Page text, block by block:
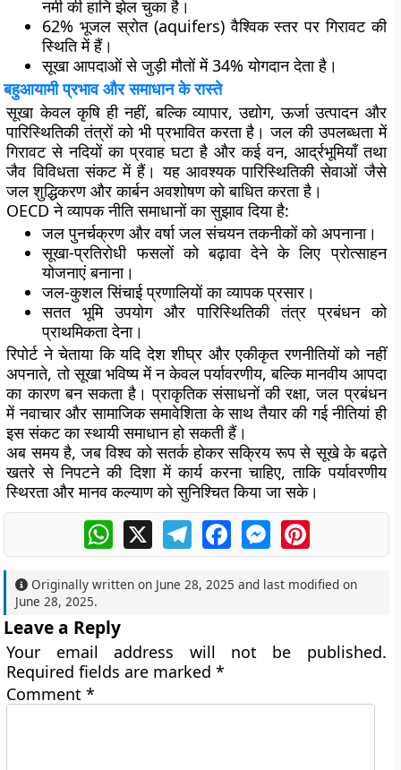
नमी की हानि झेल चुका है।
62% भूजल स्रोत (aquifers) वैश्विक स्तर पर गिरावट की
स्थिति में हैं।
सूखा आपदाओं से जुड़ी मौतों में 34% योगदान देता है।
बहुआयामी प्रभाव और समाधान के रास्ते
सूखा केवल कृषि ही नहीं, बल्कि व्यापार, उद्योग, ऊर्जा उत्पादन और
पारिस्थितिकी तंत्रों को भी प्रभावित करता है। जल की उपलब्धता में
गिरावट से नदियों का प्रवाह घटा है और कई वन, आर्द्रभूमियाँ तथा
जैव विविधता संकट में हैं। यह आवश्यक पारिस्थितिकी सेवाओं जैसे
जल शुद्धिकरण और कार्बन अवशोषण को बाधित करता है।
OECD ने व्यापक नीति समाधानों का सुझाव दिया है:
जल पुनर्चक्रण और वर्षा जल संचयन तकनीकों को अपनाना।
सूखा-प्रतिरोधी फसलों को बढ़ावा देने के लिए प्रोत्साहन
योजनाएं बनाना।
जल-कुशल सिंचाई प्रणालियों का व्यापक प्रसार।
सतत भूमि उपयोग और पारिस्थितिकी तंत्र प्रबंधन को
प्राथमिकता देना।
रिपोर्ट ने चेताया कि यदि देश शीघ्र और एकीकृत रणनीतियों को नहीं
अपनाते, तो सूखा भविष्य में न केवल पर्यावरणीय, बल्कि मानवीय आपदा
का कारण बन सकता है। प्राकृतिक संसाधनों की रक्षा, जल प्रबंधन
में नवाचार और सामाजिक समावेशिता के साथ तैयार की गई नीतियां ही
इस संकट का स्थायी समाधान हो सकती हैं।
अब समय है, जब विश्व को सतर्क होकर सक्रिय रूप से सूखे के बढ़ते
खतरे से निपटने की दिशा में कार्य करना चाहिए, ताकि पर्यावरणीय
स्थिरता और मानव कल्याण को सुनिश्चित किया जा सके।
WhatsApp
X TelegramFacebookMessengerPinterest
Originally written on June 28, 2025 and last modified on
June 28, 2025.
Leave a Reply
Your email address will not be published.
Required fields are marked*
Comment*